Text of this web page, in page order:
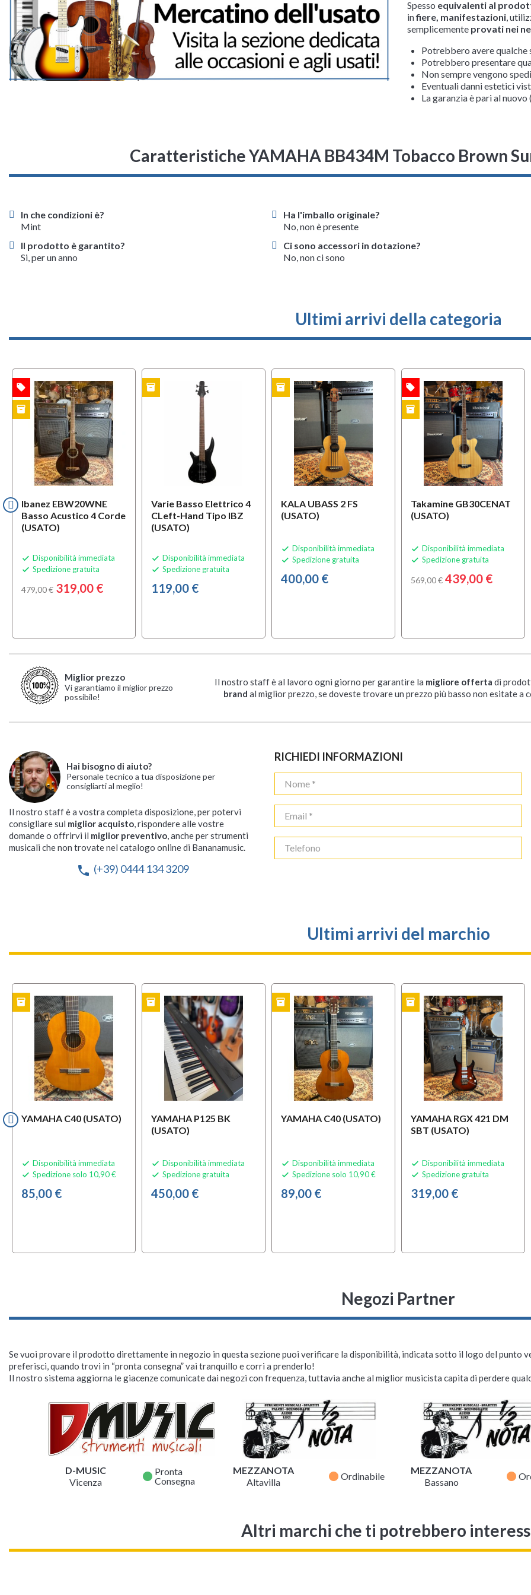
Spesso equivalenti al
infiere, manifestazioni,
semplicemente provati nei
Potrebbero avere qualche
Potrebbero presentare
Non sempre vengono
Eventuali danni estetici
La garanzia è pari al
Caratteristiche YAMAHA BB434M Tobacco Brown
In che condizioni è?
Mint
Il prodotto è garantito?
Si, per un anno
Ha l'imballo originale?
No, non è presente
Ci sono accessori in dotazione?
No, non ci sono
Ultimi arrivi della categoria
Ibanez EBW20WNE
Basso Acustico 4 Corde
(USATO)
 Disponibilità immediata
 Spedizione gratuita
479,00 € 319,00 €
local_offer
inventory
Varie Basso Elettrico 4
CLeft-Hand Tipo IBZ
(USATO)
 Disponibilità immediata
 Spedizione gratuita
119,00 €
USATO inventory
KALA UBASS 2 FS
(USATO)
 Disponibilità immediata
 Spedizione gratuita
400,00 €
inventory
Takamine GB30CENAT
(USATO)
 Disponibilità immediata
 Spedizione gratuita
569,00 € 439,00 €
OFFERTA local_offer
USATO inventory
USATO
Miglior prezzo
Vi garantiamo il miglior prezzo
possibile!
Il nostro staff è al lavoro ogni giorno per garantire la migliore offerta di
brand al miglior prezzo, se doveste trovare un prezzo più basso non esitate a
Hai bisogno di aiuto?
Personale tecnico a tua disposizione per
consigliarti al meglio!
Il nostro staff è a vostra completa disposizione, per potervi
consigliare sul miglior acquisto, rispondere alle vostre
domande o offrirvi il miglior preventivo, anche per strumenti
musicali che non trovate nel catalogo online di Bananamusic.
phone (+39) 0444 134 3209
RICHIEDI INFORMAZIONI
Ultimi arrivi del marchio
YAMAHA C40 (USATO)
 Disponibilità immediata
 Spedizione solo 10,90 €
85,00 €
inventory
YAMAHA P125 BK
(USATO)
 Disponibilità immediata
 Spedizione gratuita
450,00 €
inventory
YAMAHA C40 (USATO)
 Disponibilità immediata
 Spedizione solo 10,90 €
89,00 €
USATO inventory
YAMAHA RGX 421 DM
SBT (USATO)
 Disponibilità immediata
 Spedizione gratuita
319,00 €
USATO inventory USATO
Negozi Partner
Se vuoi provare il prodotto direttamente in negozio in questa sezione puoi verificare la disponibilità, indicata sotto il logo del punto
preferisci, quando trovi in “pronta consegna” vai tranquillo e corri a prenderlo!
Il nostro sistema aggiorna le giacenze comunicate dai negozi con frequenza, tuttavia anche al miglior musicista capita di perdere
D-MUSIC
Vicenza
fiber_manual_record Pronta
Consegna
MEZZANOTA
Altavilla
fiber_manual_record Ordinabile
MEZZANOTA
Bassano
fiber_manual_record
Altri marchi che ti potrebbero